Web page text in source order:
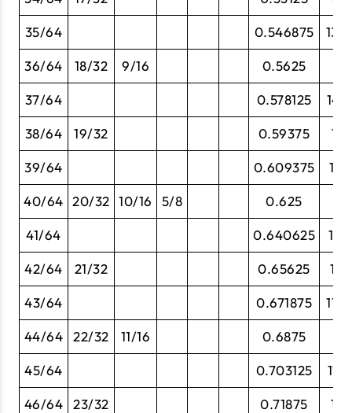
35/64 0.546875
36/64 18/32 9/16 0.5625
37/64 0.578125
38/64 19/32 0.59375
39/64 0.609375
40/64 20/32 10/16 5/8 0.625
41/64 0.640625
42/64 21/32 0.65625
43/64 0.671875
44/64 22/32 11/16 0.6875
45/64 0.703125
46/64 23/32 0.71875